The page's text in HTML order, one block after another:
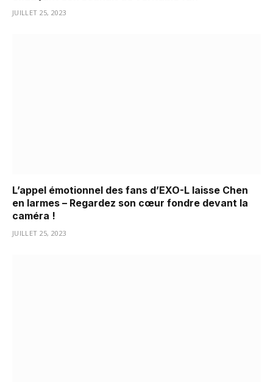
JUILLET 25, 2023
L’appel émotionnel des fans d’EXO-L laisse Chen
en larmes – Regardez son cœur fondre devant la
caméra !
JUILLET 25, 2023